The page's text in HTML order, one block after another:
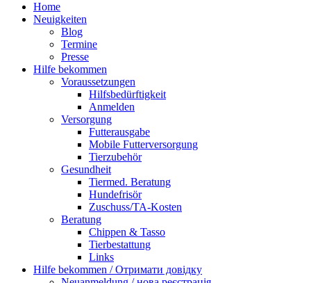
Home
Neuigkeiten
Blog
Termine
Presse
Hilfe bekommen
Voraussetzungen
Hilfsbedürftigkeit
Anmelden
Versorgung
Futterausgabe
Mobile Futterversorgung
Tierzubehör
Gesundheit
Tiermed. Beratung
Hundefrisör
Zuschuss/TA-Kosten
Beratung
Chippen & Tasso
Tierbestattung
Links
Hilfe bekommen / Отримати довідку